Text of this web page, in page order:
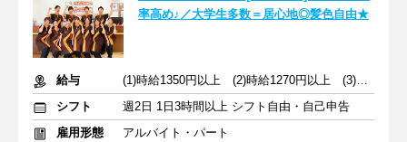
率高め♪／大学生多数＝居心地◎髪色自由★
給与
(1)時給1350円以上 (2)時給1270円以上 (3)時給1350円以上
シフト
週2日 1日3時間以上 シフト自由・自己申告
雇用形態
アルバイト・パート